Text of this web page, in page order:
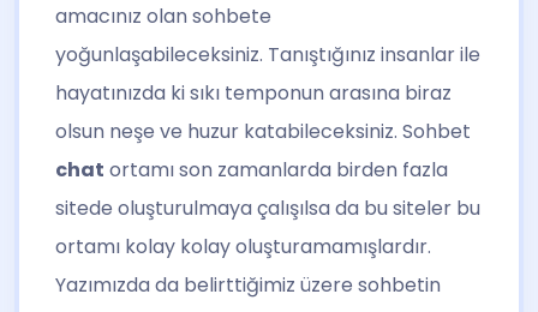
amacınız olan sohbete
yoğunlaşabileceksiniz. Tanıştığınız insanlar ile
hayatınızda ki sıkı temponun arasına biraz
olsun neşe ve huzur katabileceksiniz. Sohbet
chat ortamı son zamanlarda birden fazla
sitede oluşturulmaya çalışılsa da bu siteler bu
ortamı kolay kolay oluşturamamışlardır.
Yazımızda da belirttiğimiz üzere sohbetin